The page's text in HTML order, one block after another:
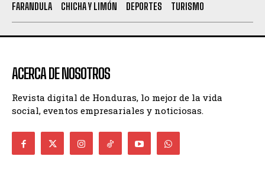
FARANDULA
CHICHA Y LIMÓN DEPORTES TURISMO
ACERCA DE NOSOTROS
Revista digital de Honduras, lo mejor de la vida
social, eventos empresariales y noticiosas.